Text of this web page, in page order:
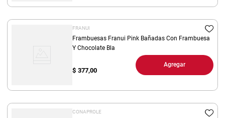
FRANUI
Frambuesas Franui Pink Bañadas Con Frambuesa
Y Chocolate Bla
$ 377,00
Agregar
CONAPROLE